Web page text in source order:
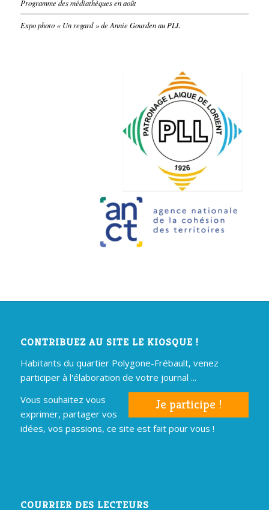
Programme des médiathèques en août
Expo photo « Un regard » de Annie Gourden au PLL
CONTRIBUEZ AU SITE LE KIOSQUE !
Habitants du quartier Polygone-Frébault, venez
participer à l'élaboration de votre journal ...
Je participe !
Vous souhaitez vous
exprimer, partager vos
idées, vos passions, ce site est fait pour vous !
COURRIER DES LECTEURS